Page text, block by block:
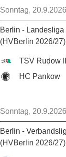
Sonntag, 20.9.2026
Berlin -
(HVBerlin 2026/27)
TSV Rudow II
HC Pankow
Sonntag, 20.9.2026
Berlin -
(HVBerlin 2026/27)